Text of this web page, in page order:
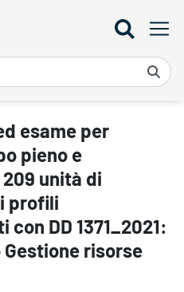
a tempo pieno e
esame per
pieno e
unità di
profili
DD 1371_2021:
risorse